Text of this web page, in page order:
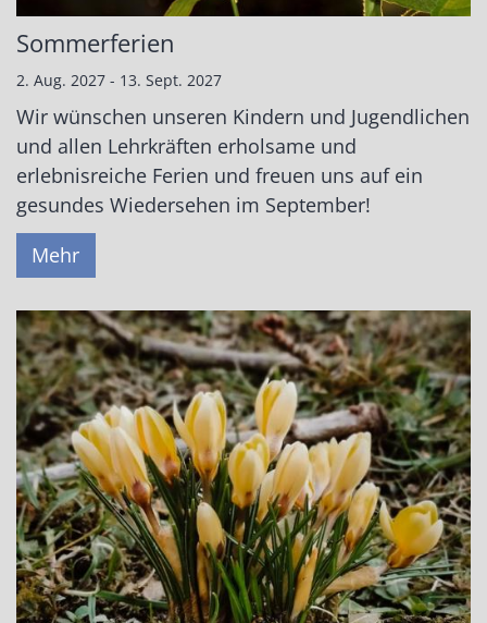
Sommerferien
2. Aug. 2027 - 13. Sept. 2027
Wir wünschen unseren Kindern und Jugendlichen
und allen Lehrkräften erholsame und
erlebnisreiche Ferien und freuen uns auf ein
gesundes Wiedersehen im September!
Mehr